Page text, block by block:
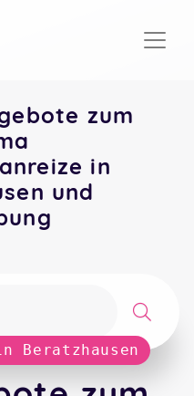
zum
in
und
Beratzhausen